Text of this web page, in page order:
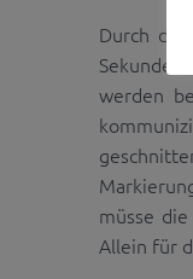
Durch die
Sekunde
werden
müsse
Allein für